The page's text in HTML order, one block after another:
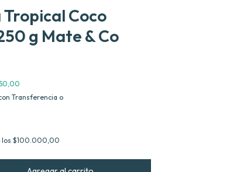
Tropical Coco
g Mate & Co
Transferencia o
$100.000,00